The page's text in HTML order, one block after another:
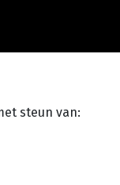
steun van: